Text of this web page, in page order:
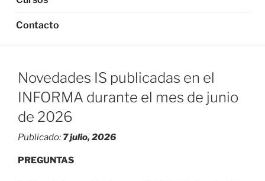
Contacto
Novedades IS publicadas en el
INFORMA durante el mes de junio
de 2026
Publicado: 7 julio, 2026
PREGUNTAS